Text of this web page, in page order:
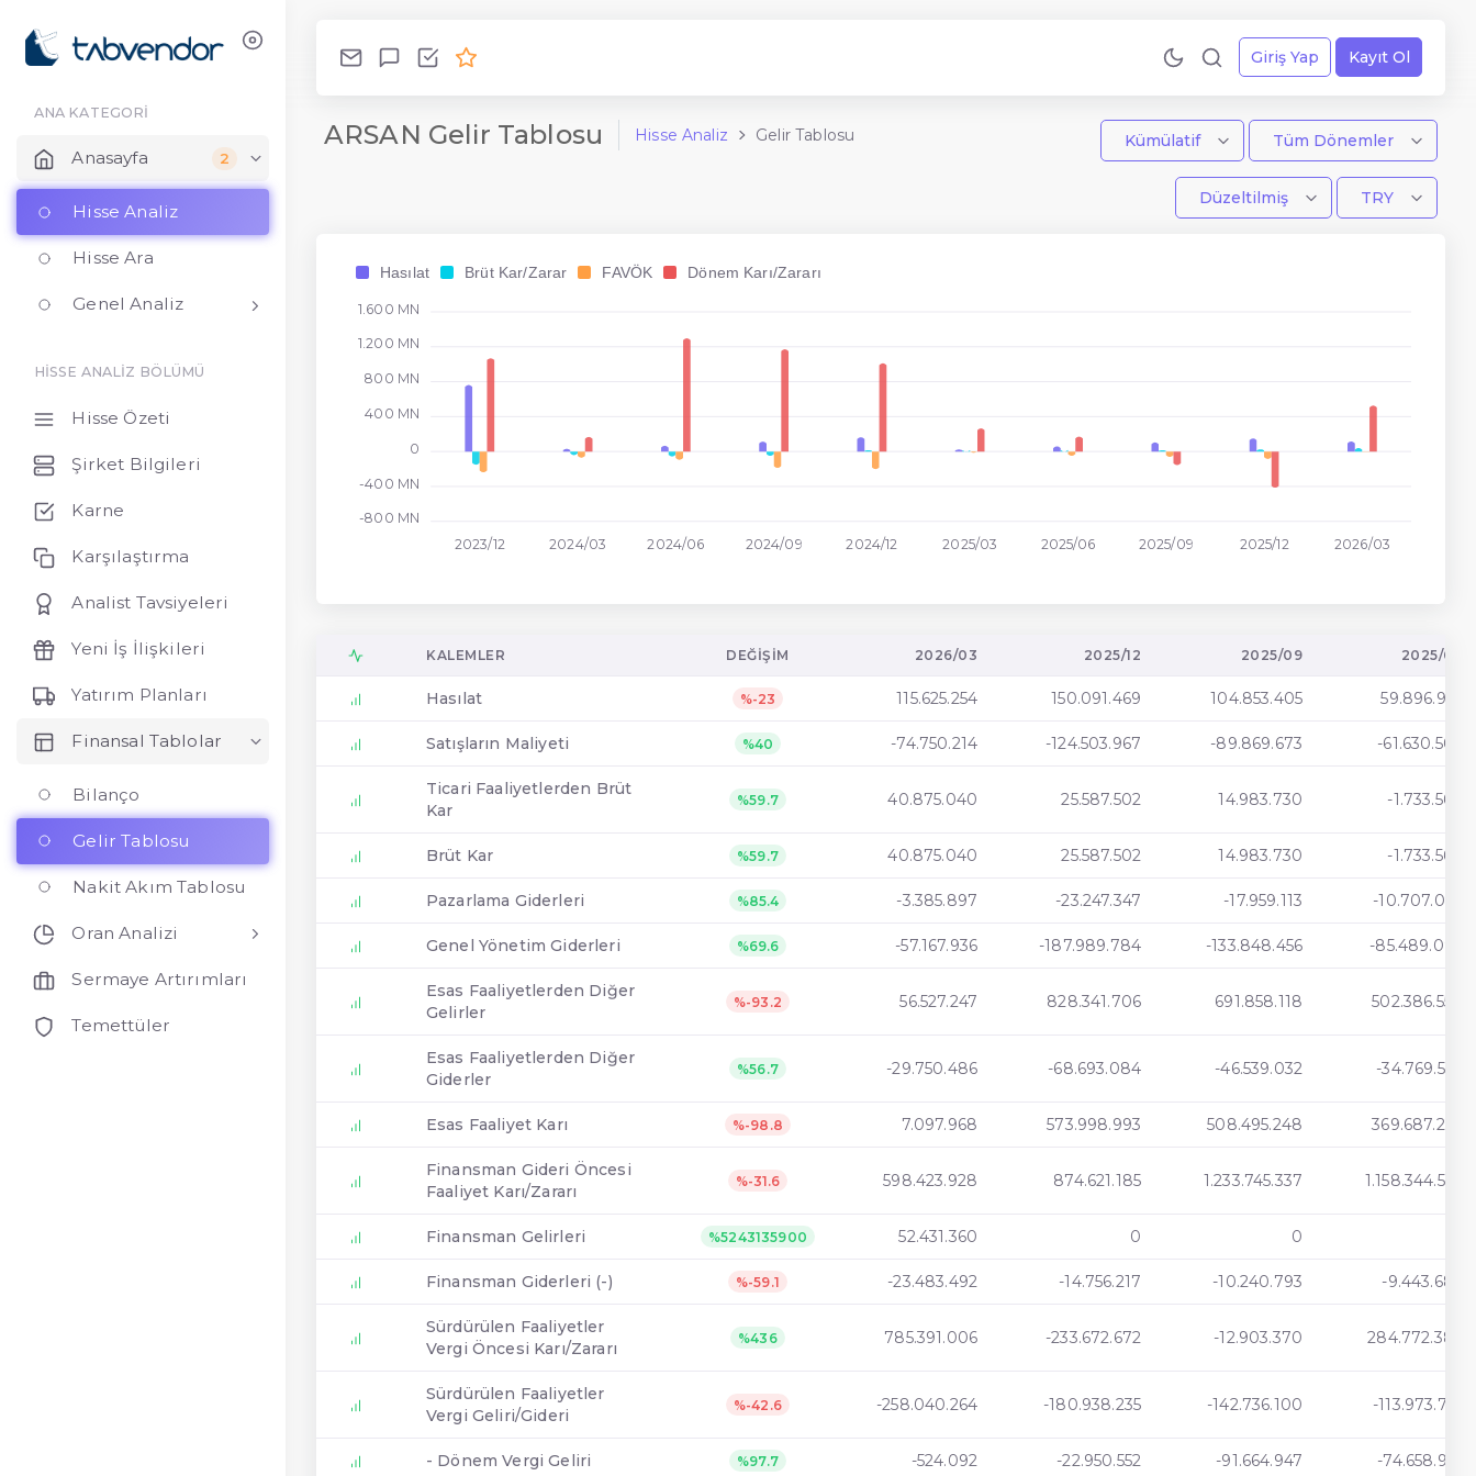
Giriş Yap Kayıt Ol
ANA KATEGORİ
Anasayfa 2
Hisse Analiz
Hisse Ara
Genel Analiz
HİSSE ANALİZ BÖLÜMÜ
Hisse Özeti
Şirket Bilgileri
Karne
Karşılaştırma
Analist Tavsiyeleri
Yeni İş İlişkileri
Yatırım Planları
Finansal Tablolar
Bilanço
Gelir Tablosu
Nakit Akım Tablosu
Oran Analizi
Sermaye Artırımları
Temettüler
ARSAN Gelir Tablosu Hisse Analiz Gelir Tablosu Kümülatif Tüm Dönemler
Düzeltilmiş TRY
Hasılat Brüt Kar/Zarar FAVÖK Dönem Karı/Zararı
2023/12 2024/03 2024/06 2024/09 2024/12 2025/03 2025/06 2025/09 2025/12 2026/03
1.600 MN
1.200 MN
800 MN
400 MN
0
-400 MN
-800 MN
KALEMLER DEĞIŞIM 2026/03 2025/12 2025/09 2025/06
Hasılat %-23 115.625.254 150.091.469 104.853.405 59.896.935
Satışların Maliyeti %40 -74.750.214 -124.503.967 -89.869.673 -61.630.506
Ticari Faaliyetlerden Brüt
Kar
%59.7 40.875.040 25.587.502 14.983.730 -1.733.568
Brüt Kar %59.7 40.875.040 25.587.502 14.983.730 -1.733.568
Pazarlama Giderleri %85.4 -3.385.897 -23.247.347 -17.959.113 -10.707.095
Genel Yönetim Giderleri %69.6 -57.167.936 -187.989.784 -133.848.456 -85.489.093
Esas Faaliyetlerden Diğer
Gelirler
%-93.2 56.527.247 828.341.706 691.858.118 502.386.550
Esas Faaliyetlerden Diğer
Giderler
%56.7 -29.750.486 -68.693.084 -46.539.032 -34.769.533
Esas Faaliyet Karı %-98.8 7.097.968 573.998.993 508.495.248 369.687.254
Finansman Gideri Öncesi
Faaliyet Karı/Zararı
%-31.6 598.423.928 874.621.185 1.233.745.337 1.158.344.557
Finansman Gelirleri %5243135900 52.431.360 0 0
Finansman Giderleri (-) %-59.1 -23.483.492 -14.756.217 -10.240.793 -9.443.682
Sürdürülen Faaliyetler
Vergi Öncesi Karı/Zararı
%436 785.391.006 -233.672.672 -12.903.370 284.772.383
Sürdürülen Faaliyetler
Vergi Geliri/Gideri
%-42.6 -258.040.264 -180.938.235 -142.736.100 -113.973.755
- Dönem Vergi Geliri %97.7 -524.092 -22.950.552 -91.664.947 -74.658.916